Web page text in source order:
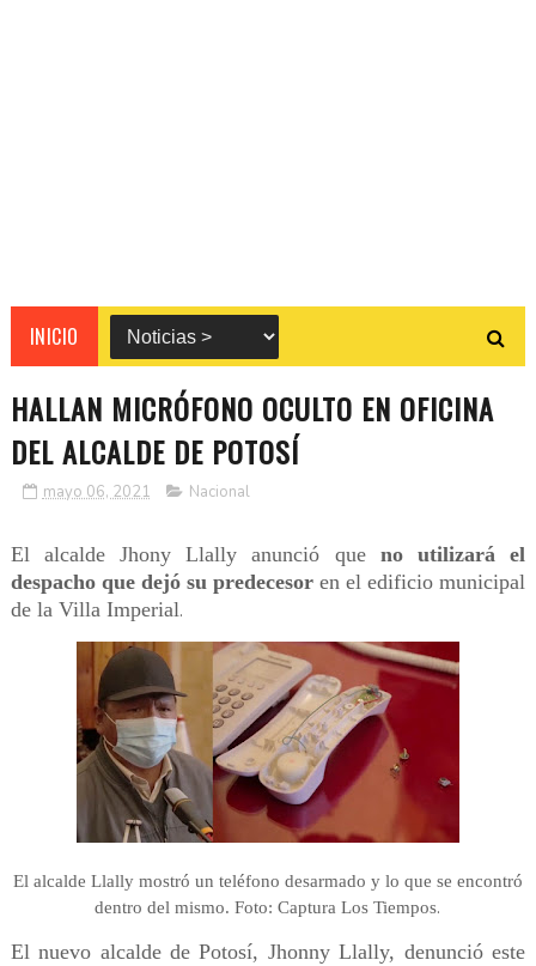
INICIO
HALLAN MICRÓFONO OCULTO EN OFICINA
DEL ALCALDE DE POTOSÍ
mayo 06, 2021 Nacional
El alcalde Jhony Llally anunció que no utilizará el
despacho que dejó su predecesor en el edificio municipal
de la Villa Imperial.
El alcalde Llally mostró un teléfono desarmado y lo que se encontró
dentro del mismo. Foto: Captura Los Tiempos.
El nuevo alcalde de Potosí, Jhonny Llally, denunció este